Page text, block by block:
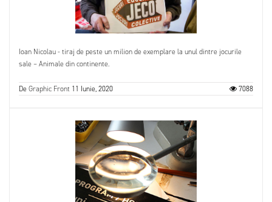
Ioan Nicolau - tiraj de peste un milion de exemplare la unul dintre jocurile
sale – Animale din continente.
DeGraphic Front 11 Iunie, 2020 7088